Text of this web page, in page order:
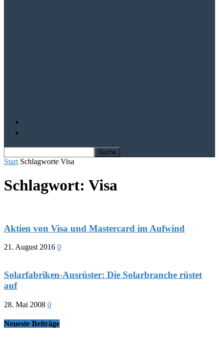
Start Schlagworte Visa
Schlagwort: Visa
Aktien von Visa und Mastercard im Aufwind
21. August 2016 0
Solarfabriken-Ausrüster: Die Solarbranche rüstet
auf
28. Mai 2008 0
Neueste Beiträge